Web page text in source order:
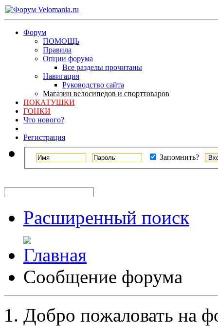
Форум
ПОМОЩЬ
Правила
Опции форума
Все разделы прочитаны
Навигация
Руководство сайта
Магазин велосипедов и спорттоваров
ПОКАТУШКИ
ГОНКИ
Что нового?
Регистрация
Запомнить?
Расширенный поиск
Сообщение форума
Добро пожаловать на